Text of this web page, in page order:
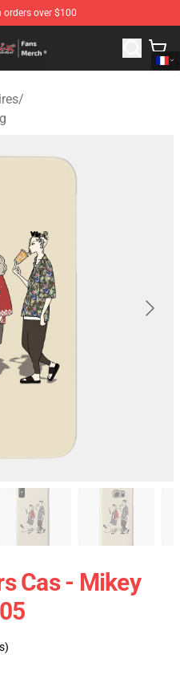
over $100
Tokyo Revengers
/
Cas - Mikey